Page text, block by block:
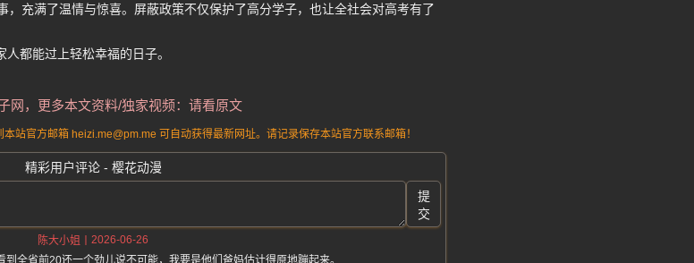
充满了温情与惊喜。屏蔽政策不仅保护了高分学子，也让全社会对高考有了
都能过上轻松幸福的日子。
网，更多本文资料/独家视频：请看原文
站官方邮箱 heizi.me@pm.me 可自动获得最新网址。请记录保存本站官方联系邮箱！
精彩用户评论 - 樱花动漫
提
交
陈大小姐
2026-06-26
全省前20还一个劲儿说不可能，我要是他们爸妈估计得原地蹦起来。